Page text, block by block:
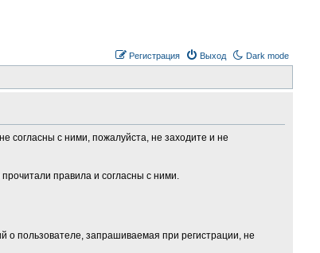
Dark mode
Выход
Регистрация
согласны с ними, пожалуйста, не заходите и не
правила и согласны с ними.
пользователе, запрашиваемая при регистрации, не